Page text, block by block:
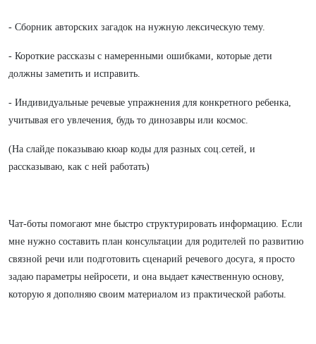
- Сборник авторских загадок на нужную лексическую тему.
- Короткие рассказы с намеренными ошибками, которые дети
должны заметить и исправить.
- Индивидуальные речевые упражнения для конкретного ребенка,
учитывая его увлечения, будь то динозавры или космос.
(На слайде показываю кюар коды для разных соц.сетей, и
рассказываю, как с ней работать)
Чат-боты помогают мне быстро структурировать информацию. Если
мне нужно составить план консультации для родителей по развитию
связной речи или подготовить сценарий речевого досуга, я просто
задаю параметры нейросети, и она выдает качественную основу,
которую я дополняю своим материалом из практической работы.